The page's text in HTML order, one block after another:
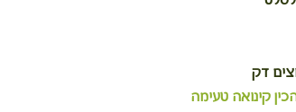
דק
קינואה טעימה